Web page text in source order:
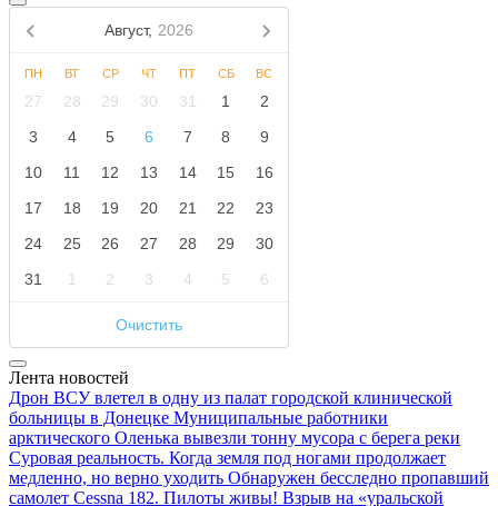
Август, 2026
ПН ВТ СР ЧТ ПТ СБ ВС
27 28 29 30 31 1
2
3
4 5 6 7 8
9
10
11 12 13 14 15
16
17
18 19 20 21 22
23
24
25 26 27 28 29
30
31
1 2 3 4 5 6
Очистить
Лента новостей
Дрон ВСУ влетел в одну из палат городской клинической
больницы в Донецке Муниципальные работники
арктического Оленька вывезли тонну мусора с берега реки
Суровая реальность. Когда земля под ногами продолжает
медленно, но верно уходить Обнаружен бесследно пропавший
самолет Cessna 182. Пилоты живы! Взрыв на «уральской